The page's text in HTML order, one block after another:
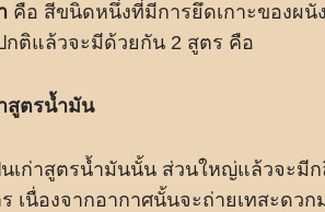
คือ สีขนิดหนึ่งที่มีการยึดเกาะของผนั
กติแล้วจะมีด้วยกัน 2 สูตร คือ
สูตรน้ำมัน
เก่าสูตรน้ำมันนั้น ส่วนใหญ่แล้วจะมี
เนื่องจากอากาศนั้นจะถ่ายเทสะดว